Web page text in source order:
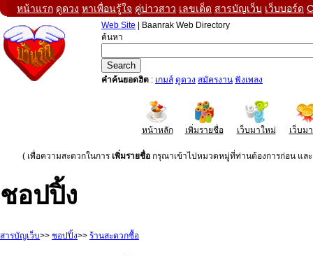
หน้าแรก ดูดวง หาเพื่อนรู้ใจ คู่บ่าวสาว เลขเด็ด สารบัญเว็บ เว็บบอร์ด
Web Site | Baanrak Web Directory
ค้นหา
คำค้นยอดฮิต : เกมส์ ดูดวง สมัครงาน ฟังเพลง
หน้าหลัก เพิ่มรายชื่อ เว็บมาใหม่ เว็บม
( เพื่อความสะดวกในการ เพิ่มรายชื่อ กรุณาเข้าไปหมวดหมู่ที่ท่านต้องการก่อน แล
ชอปปิ้ง
สารบัญเว็บ>> ชอปปิ้ง>> ร้านสะดวกซื้อ